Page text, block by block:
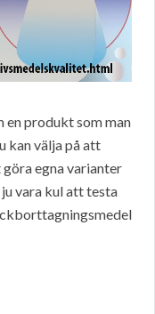
en produkt som man
kan välja på att
egna varianter
vara kul att testa